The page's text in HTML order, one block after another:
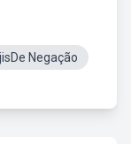
Negação